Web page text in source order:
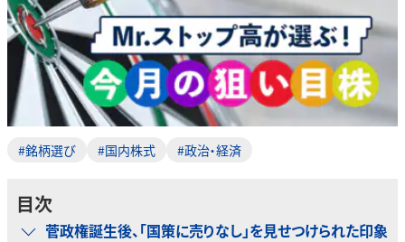
#銘柄選び #国内株式 #政治・経済
目次
菅政権誕生後、「国策に売りなし」を見せつけられた印象